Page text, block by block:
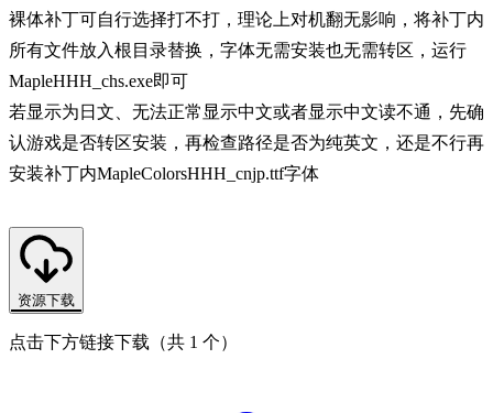
裸体补丁可自行选择打不打，理论上对机翻无影响，将补丁内
所有文件放入根目录替换，字体无需安装也无需转区，运行
MapleHHH_chs.exe即可
若显示为日文、无法正常显示中文或者显示中文读不通，先确
认游戏是否转区安装，再检查路径是否为纯英文，还是不行再
安装补丁内MapleColorsHHH_cnjp.ttf字体
资源下载
点击下方链接下载（共 1 个）